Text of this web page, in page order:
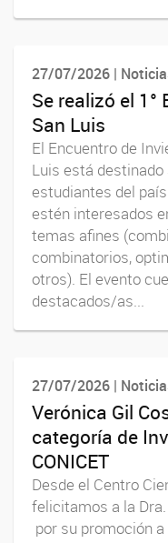
27/07/2026 |
Se realizó el 1°
San Luis
El Encuentro de
Luis está
estudiantes del
estén interesados
temas afines
combinatorios,
otros). El evento
destacados/as...
27/07/2026 |
Verónica Gil
categoría de
CONICET
Desde el Centro
felicitamos a la
por su promoción